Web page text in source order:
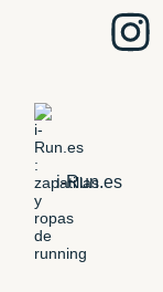
i-Run.es